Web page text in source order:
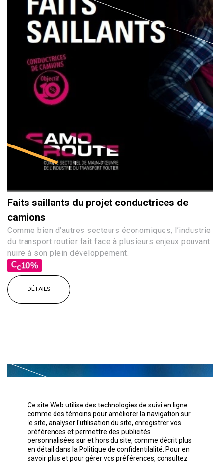
Faits saillants du projet conductrices de
camions
Comme bien d’autres secteurs économiques, l’industrie
du transport routier fait face à plusieurs enjeux pouvant
nuire à son plein développement.
DÉTAILS
Ce site Web utilise des technologies de suivi en ligne
comme des témoins pour améliorer la navigation sur
le site, analyser l'utilisation du site, enregistrer vos
préférences et permettre des publicités
personnalisées sur et hors du site, comme décrit plus
en détail dans la Politique de confidentilalité. Pour en
savoir plus et pour gérer vos préférences, consultez